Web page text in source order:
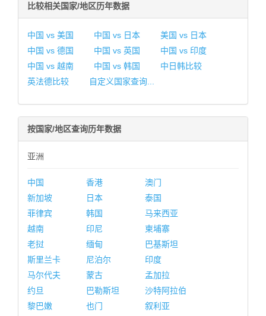
比较相关国家/地区历年数据
中国 vs 美国 中国 vs 日本
美国 vs 日本
中国 vs 德国
中国 vs 英国
中国 vs 印度
中国 vs 越南
中国 vs 韩国
中日韩比较
英法德比较
自定义国家查询...
按国家/地区查询历年数据
亚洲
中国 香港
澳门
新加坡
日本
泰国
菲律宾
韩国
马来西亚
越南
印尼
柬埔寨
老挝
缅甸
巴基斯坦
斯里兰卡
尼泊尔
印度
马尔代夫
蒙古
孟加拉
约旦
巴勒斯坦
沙特阿拉伯
黎巴嫩
也门
叙利亚